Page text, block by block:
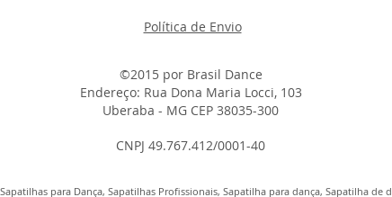
Política de Envio
©2015 por Brasil Dance
Endereço: Rua Dona Maria Locci, 103
Uberaba - MG CEP 38035-300
CNPJ 49.767.412/0001-40
para Dança, Sapatilhas Profissionais, Sapatilha para dança, Sapatilha de